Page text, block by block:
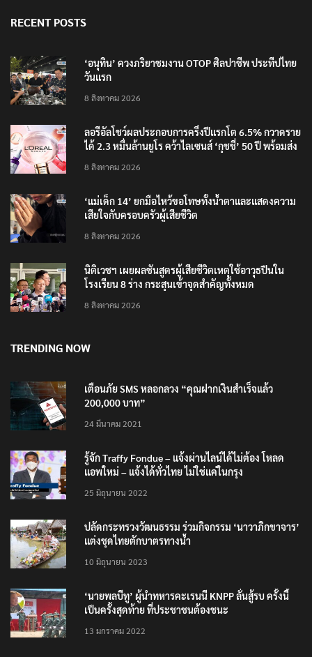
RECENT POSTS
‘อนุทิน’ ควงภริยาชมงาน OTOP ศิลปาชีพ ประทีปไทย
วันแรก
8 สิงหาคม 2026
ลอรีอัลโชว์ผลประกอบการครึ่งปีแรกโต 6.5% กวาดราย
ได้ 2.3 หมื่นล้านยูโร คว้าไลเซนส์ ‘กุชชี่’ 50 ปี พร้อมส่ง
8 สิงหาคม 2026
‘แม่เด็ก 14’ ยกมือไหว้ขอโทษทั้งน้ำตาและแสดงความ
เสียใจกับครอบครัวผู้เสียชีวิต
8 สิงหาคม 2026
นิติเวชฯ เผยผลชันสูตรผู้เสียชีวิตเหตุใช้อาวุธปืนใน
โรงเรียน 8 ร่าง กระสุนเข้าจุดสำคัญทั้งหมด
8 สิงหาคม 2026
TRENDING NOW
เตือนภัย SMS หลอกลวง “คุณฝากเงินสำเร็จแล้ว
200,000 บาท”
24 มีนาคม 2021
รู้จัก Traffy Fondue – แจ้งผ่านไลน์ได้ไม่ต้อง โหลด
แอพใหม่ – แจ้งได้ทั่วไทย ไม่ใช่แค่ในกรุง
25 มิถุนายน 2022
ปลัดกระทรวงวัฒนธรรม ร่วมกิจกรรม ‘นาวาภิกขาจาร’
แต่งชุดไทยตักบาตรทางน้ำ
10 มิถุนายน 2023
‘นายพลบีทู’ ผู้นำทหารคะเรนนี KNPP ลั่นสู้รบ ครั้งนี้
เป็นครั้งสุดท้าย ที่ประชาชนต้องชนะ
13 มกราคม 2022